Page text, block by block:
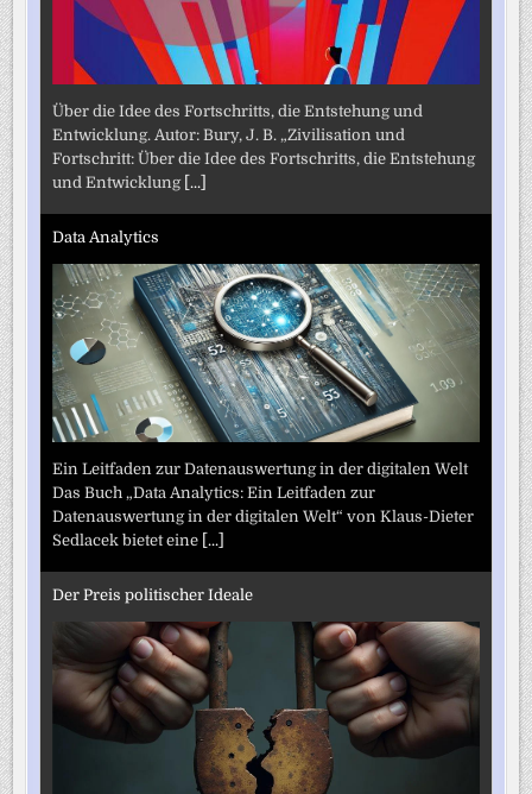
Über die Idee des Fortschritts, die Entstehung und
Entwicklung. Autor: Bury, J. B. „Zivilisation und
Fortschritt: Über die Idee des Fortschritts, die Entstehung
und Entwicklung [...]
Data Analytics
Ein Leitfaden zur Datenauswertung in der digitalen Welt
Das Buch „Data Analytics: Ein Leitfaden zur
Datenauswertung in der digitalen Welt“ von Klaus-Dieter
Sedlacek bietet eine [...]
Der Preis politischer Ideale